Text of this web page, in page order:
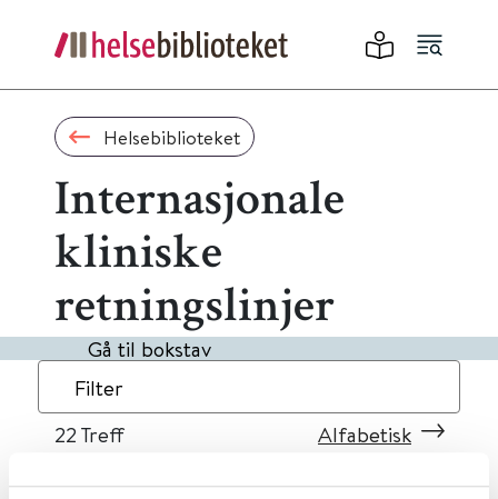
Helsebiblioteket
Internasjonale
kliniske
retningslinjer
Gå til bokstav
Filter
22 Treff Alfabetisk